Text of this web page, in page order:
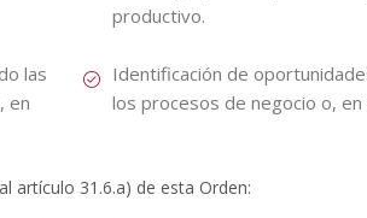
productivo.
las
en
Identificación de
los procesos de negocio o,
artículo 31.6.a) de esta Orden: